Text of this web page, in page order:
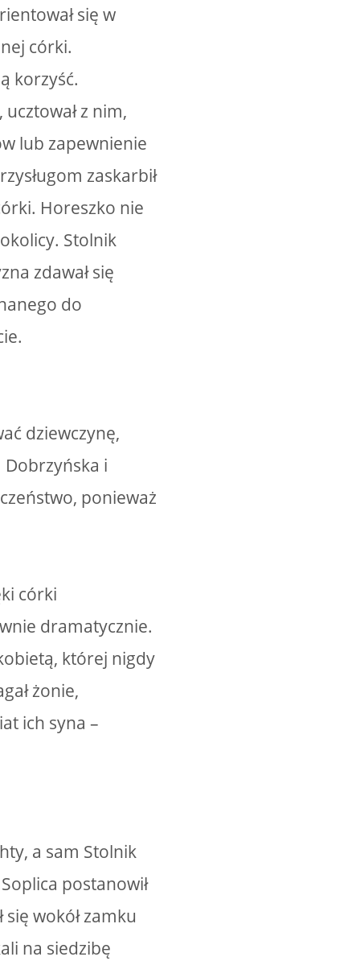
się w
córki.
korzyść.
z nim,
lub zapewnienie
zaskarbił
Horeszko nie
Stolnik
zdawał się
do
dziewczynę,
Dobrzyńska i
ponieważ
córki
dramatycznie.
której nigdy
żonie,
ich syna –
a sam Stolnik
postanowił
wokół zamku
na siedzibę